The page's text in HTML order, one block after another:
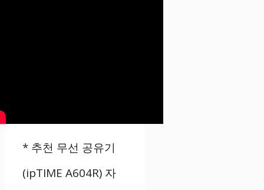
* 추천 무선 공유기
(ipTIME A604R) 자